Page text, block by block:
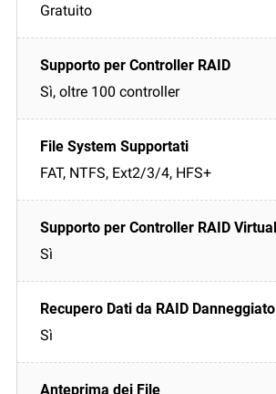
Gratuito
Sì, oltre 100 controller
FAT, NTFS, Ext2/3/4, HFS+
Sì
Sì